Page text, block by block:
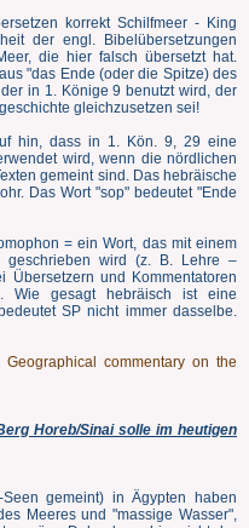
korrekt Schilfmeer - King
der engl. Bibelübersetzungen
die hier falsch übersetzt hat.
"das Ende (oder die Spitze) des
in 1. Könige 9 benutzt wird, der
gleichzusetzen sei!
hin, dass in 1. Kön. 9, 29 eine
wird, wenn die nördlichen
gemeint sind. Das hebräische
Das Wort "sop" bedeutet "Ende
= ein Wort, das mit einem
geschrieben wird (z. B. Lehre –
Übersetzern und Kommentatoren
Wie gesagt hebräisch ist eine
SP nicht immer dasselbe.
Geographical commentary on the
Horeb/Sinai solle im heutigen
gemeint) in Ägypten haben
Meeres und "massige Wasser",